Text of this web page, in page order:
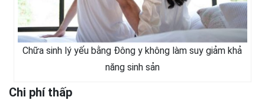
Chữa sinh lý yếu bằng Đông y không làm suy giảm khả
năng sinh sản
Chi phí thấp